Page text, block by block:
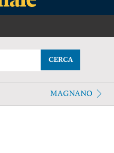
CERCA
MAGNANO